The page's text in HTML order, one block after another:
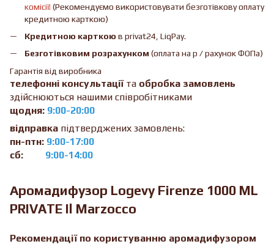
комісії! (Рекомендуємо використовувати безготівкову оплату
кредитною карткою)
Кредитною карткою в privat24, LiqPay.
Безготівковим розрахунком (оплата на р / рахунок ФОПа)
Гарантія від виробника
телефонні консультації та обробка замовлень
здійснюються нашими співробітниками
щодня: 9:00-20:00
відправка підтверджених замовлень:
пн-птн: 9:00-17:00
сб:
9:00-14:00
Аромадифузор Logevy Firenze 1000 ML
PRIVATE Il Marzocco
Рекомендації по користуванню аромадифузором